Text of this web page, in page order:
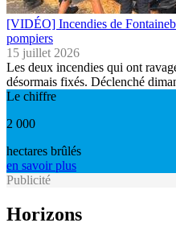
[VIDÉO] Incendies de
pompiers
15 juillet 2026
Les deux incendies qui ont
désormais fixés. Déclenché
Le chiffre
2 000
hectares brûlés
en savoir plus
Publicité
Horizons